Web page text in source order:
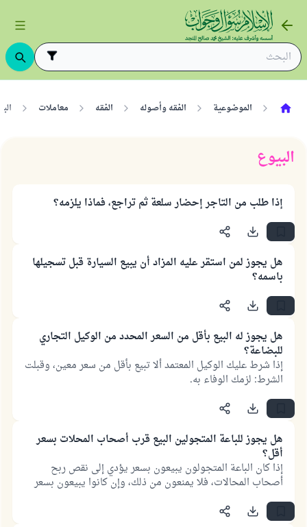
الموضوعية الفقه وأصوله الفقه معاملات
البيوع
إذا طلب من التاجر إحضار سلعة ثم تراجع، فماذا يلزمه؟
هل يجوز لمن استقر عليه المزاد أن يبيع السيارة قبل تسجيلها
باسمه؟
هل يجوز له البيع بأقل من السعر المحدد من الوكيل التجاري
للبضاعة؟
إذا شرط عليك الوكيل المعتمد ألا تبيع بأقل من سعر معين، وقبلت
الشرط: لزمك الوفاء به.
هل يجوز للباعة المتجولين البيع قرب أصحاب المحلات بسعر
أقل؟
إذا كان الباعة المتجولون يبيعون بسعر يؤدي إلى نقص ربح
أصحاب المحالات، فلا يمنعون من ذلك، وإن كانوا يبيعون بسعر
يؤدي إلى خسارة أصحاب المحلات، منعوا من ذلك.